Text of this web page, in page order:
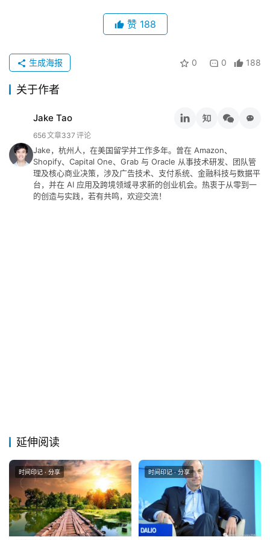
赞 188
0 0 188
生成海报
关于作者
Jake Tao
656文章337 评论
Jake，杭州人，在美国留学并工作多年。曾在 Amazon、
Shopify、Capital One、Grab 与 Oracle 从事技术研发、团队管
理及核心商业决策，涉及广告技术、支付系统、金融科技与数据平
台，并在 AI 应用及跨境领域寻求新的创业机会。热衷于从零到一
的创造与实践，若有共鸣，欢迎交流！
延伸阅读
时间印记 · 分享 时间印记 · 分享